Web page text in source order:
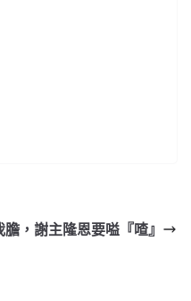
，謝主隆恩要嗌『喳』